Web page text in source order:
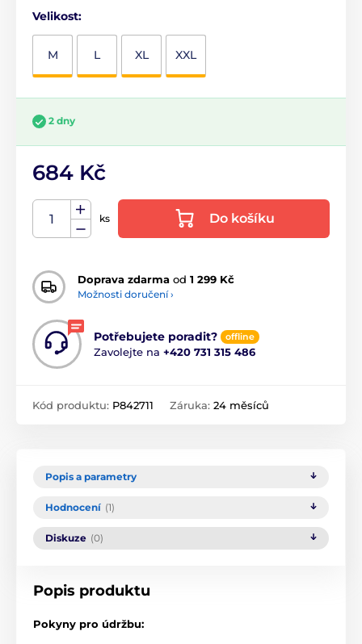
Velikost:
M L XL XXL
2 dny
684 Kč
ks Do košíku
Doprava zdarma od 1 299 Kč
Možnosti doručení ›
Potřebujete poradit? offline
Zavolejte na +420 731 315 486
Kód produktu: P842711 Záruka: 24 měsíců
Popis a parametry
Hodnocení (1)
Diskuze (0)
Popis produktu
Pokyny pro údržbu: